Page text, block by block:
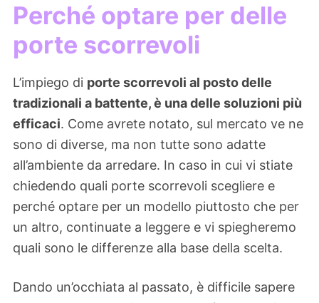
Perché optare per delle
porte scorrevoli
L’impiego di porte scorrevoli al posto delle
tradizionali a battente, è una delle soluzioni più
efficaci. Come avrete notato, sul mercato ve ne
sono di diverse, ma non tutte sono adatte
all’ambiente da arredare. In caso in cui vi stiate
chiedendo quali porte scorrevoli scegliere e
perché optare per un modello piuttosto che per
un altro, continuate a leggere e vi spiegheremo
quali sono le differenze alla base della scelta.
Dando un’occhiata al passato, è difficile sapere